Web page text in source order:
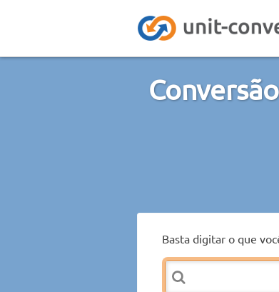
Basta digitar o que